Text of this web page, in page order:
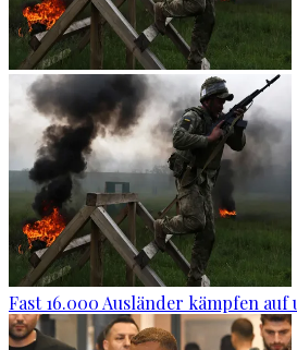
Fast 16.000 Ausländer kämpfen